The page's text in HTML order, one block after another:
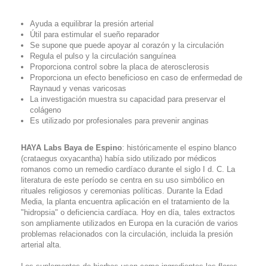
Ayuda a equilibrar la presión arterial
Útil para estimular el sueño reparador
Se supone que puede apoyar al corazón y la circulación
Regula el pulso y la circulación sanguínea
Proporciona control sobre la placa de aterosclerosis
Proporciona un efecto beneficioso en caso de enfermedad de
Raynaud y venas varicosas
La investigación muestra su capacidad para preservar el
colágeno
Es utilizado por profesionales para prevenir anginas
HAYA Labs Baya de Espino: históricamente el espino blanco
(crataegus oxyacantha) había sido utilizado por médicos
romanos como un remedio cardíaco durante el siglo I d. C. La
literatura de este período se centra en su uso simbólico en
rituales religiosos y ceremonias políticas. Durante la Edad
Media, la planta encuentra aplicación en el tratamiento de la
"hidropsia" o deficiencia cardíaca. Hoy en día, tales extractos
son ampliamente utilizados en Europa en la curación de varios
problemas relacionados con la circulación, incluida la presión
arterial alta.